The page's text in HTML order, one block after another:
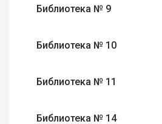
Библиотека № 9
Библиотека № 10
Библиотека № 11
Библиотека № 14